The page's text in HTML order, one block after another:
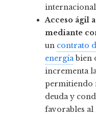
Acceso ágil
mediante
un contrato
energíabien
incrementa
permitiendo
deuda y
favorables al